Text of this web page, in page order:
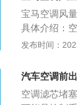
调系统打开
统打开后才
宝马空调风
具体介绍：
致空调滤芯
后可以更换
如果在沙尘
出现问题：
发布时间：
汽车空调前
空调滤芯堵